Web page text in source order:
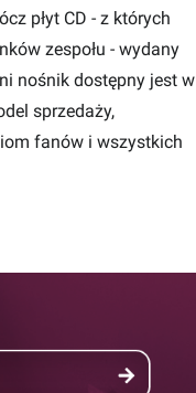
płyt CD - z których
zespołu - wydany
nośnik dostępny jest w
sprzedaży,
fanów i wszystkich